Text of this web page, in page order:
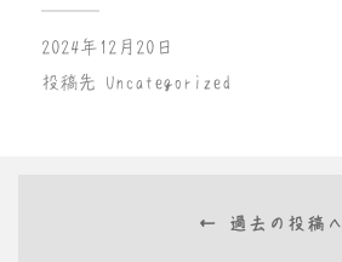
2024年12月20日
投稿先 Uncategorized
← 過去の投稿へ